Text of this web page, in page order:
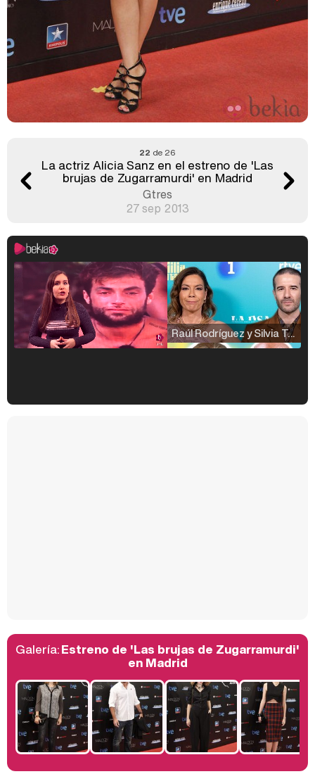
22 de 26
La actriz Alicia Sanz en el estreno de 'Las
brujas de Zugarramurdi' en Madrid
Gtres
27 sep 2013
Raúl Rodríguez y Silvia Taulés nos cuentan su papel en 'La familia de la tele'
Belén Esteban: "Estoy emocionada, muy contenta y muy feliz por llegar a RTVE"
Manu Baqueiro: "Tuve como referente a Bruce Willis en 'Luz de Luna' para mi trabajo en la serie 'Perdiendo el juicio'"
Galería:Estreno de 'Las brujas de Zugarramurdi'
en Madrid